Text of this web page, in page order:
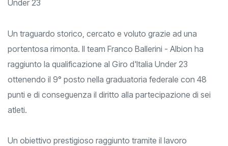
Un traguardo storico, cercato e voluto grazie ad una
portentosa rimonta. Il team Franco Ballerini - Albion ha
raggiunto la qualificazione al Giro d'Italia Under 23
ottenendo il 9° posto nella graduatoria federale con 48
punti e di conseguenza il diritto alla partecipazione di sei
atleti.
Un obiettivo prestigioso raggiunto tramite il lavoro